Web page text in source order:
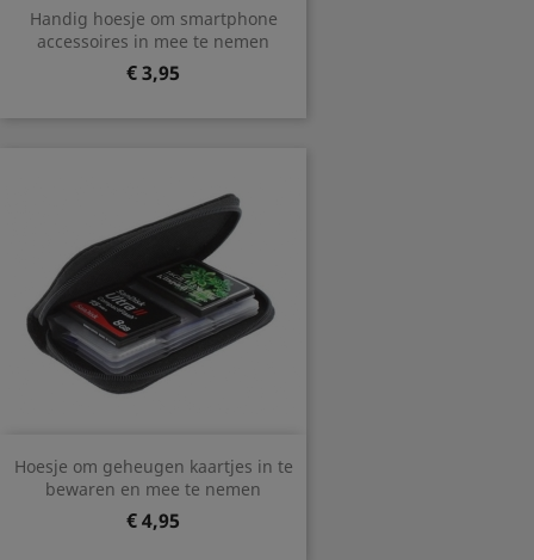
Handig hoesje om smartphone
accessoires in mee te nemen
Prijs
€ 3,95
Hoesje om geheugen kaartjes in te
bewaren en mee te nemen
Prijs
€ 4,95